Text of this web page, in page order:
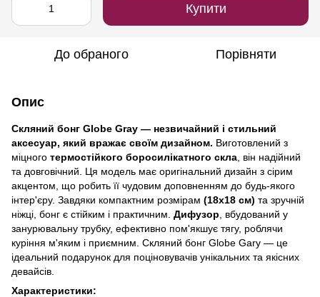
Купити
До обраного Порівняти
Опис
Скляний бонг Globe Gray — незвичайний і стильний
аксесуар, який вражає своїм дизайном. Виготовлений з
міцного термостійкого боросилікатного скла , він надійний
та довговічний. Ця модель має оригінальний дизайн з сірим
акцентом, що робить її чудовим доповненням до будь-якого
інтер'єру. Завдяки компактним розмірам (18x18 см) та зручній
ніжці, бонг є стійким і практичним. Дифузор , вбудований у
занурювальну трубку, ефективно пом'якшує тягу, роблячи
куріння м'яким і приємним. Скляний бонг Globe Gary — це
ідеальний подарунок для поціновувачів унікальних та якісних
девайсів.
Характеристики: